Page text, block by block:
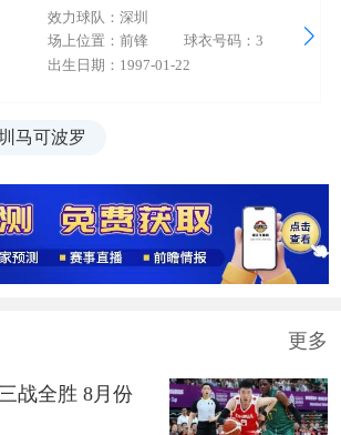
效力球队：深圳
场上位置：前锋
球衣号码：3
出生日期：1997-01-22
马可波罗
更多
战全胜 8月份